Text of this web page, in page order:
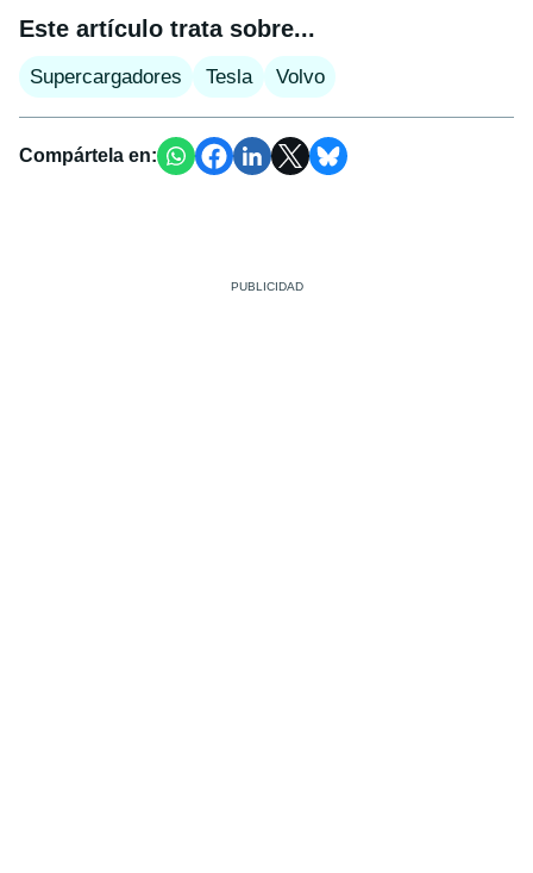
Este artículo trata sobre...
Supercargadores Tesla Volvo
Compártela en: